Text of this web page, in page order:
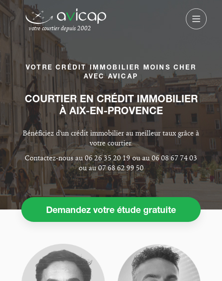
votre courtier depuis 2002
VOTRE CRÉDIT IMMOBILIER MOINS CHER
AVEC AVICAP
COURTIER EN CRÉDIT IMMOBILIER
À AIX-EN-PROVENCE
Bénéficiez d'un crédit immobilier au meilleur taux grâce à
votre courtier.
Contactez-nous au 06 26 35 20 19 ou au 06 08 67 74 03
ou au 07 68 62 99 50
Demandez votre étude gratuite